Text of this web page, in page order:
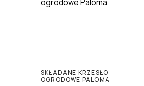
SKŁADANE KRZESŁO
OGRODOWE PALOMA